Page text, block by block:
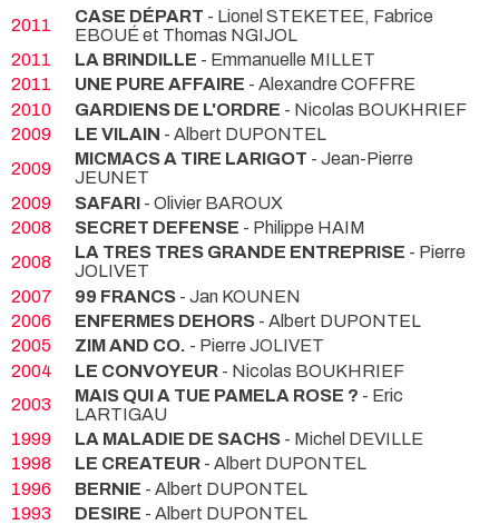
2011
CASE DÉPART - Lionel STEKETEE, Fabrice
EBOUÉ et Thomas NGIJOL
2011
LA BRINDILLE - Emmanuelle MILLET
2011
UNE PURE AFFAIRE - Alexandre COFFRE
2010
GARDIENS DE L'ORDRE - Nicolas BOUKHRIEF
2009
LE VILAIN - Albert DUPONTEL
2009
MICMACS A TIRE LARIGOT - Jean-Pierre
JEUNET
2009
SAFARI - Olivier BAROUX
2008
SECRET DEFENSE - Philippe HAIM
2008
LA TRES TRES GRANDE ENTREPRISE - Pierre
JOLIVET
2007
99 FRANCS - Jan KOUNEN
2006
ENFERMES DEHORS - Albert DUPONTEL
2005
ZIM AND CO. - Pierre JOLIVET
2004
LE CONVOYEUR - Nicolas BOUKHRIEF
2003
MAIS QUI A TUE PAMELA ROSE ? - Eric
LARTIGAU
1999
LA MALADIE DE SACHS - Michel DEVILLE
1998
LE CREATEUR - Albert DUPONTEL
1996
BERNIE - Albert DUPONTEL
1993
DESIRE - Albert DUPONTEL